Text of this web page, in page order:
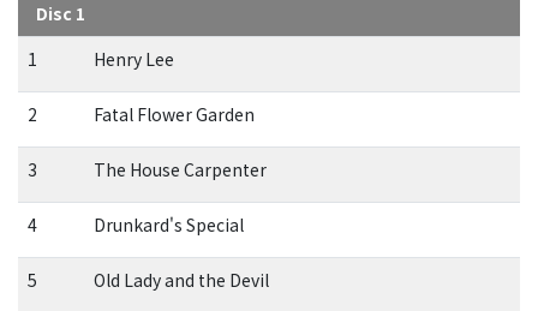
Disc 1
1
Henry Lee
2 Fatal Flower Garden
3 The House Carpenter
4 Drunkard's Special
5 Old Lady and the Devil